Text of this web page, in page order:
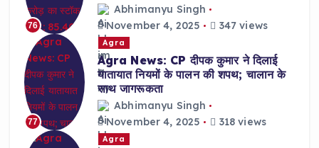
76
Abhimanyu Singh
November 4, 2025
347 views
77
Agra
Agra News: CP दीपक कुमार ने दिलाई
यातायात नियमों के पालन की शपथ; चालान के
साथ जागरूकता
Abhimanyu Singh
November 4, 2025
318 views
Agra